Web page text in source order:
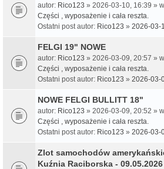
autor: Rico123 » 2026-03-10, 16:39 » w
Części , wyposażenie i cała reszta.
Ostatni post autor: Rico123 » 2026-03-
FELGI 19" NOWE
autor: Rico123 » 2026-03-09, 20:57 » w
Części , wyposażenie i cała reszta.
Ostatni post autor: Rico123 » 2026-03-
NOWE FELGI BULLITT 18"
autor: Rico123 » 2026-03-09, 20:52 » w
Części , wyposażenie i cała reszta.
Ostatni post autor: Rico123 » 2026-03-
Zlot samochodów
Kuźnia Raciborska - 09.05.2026